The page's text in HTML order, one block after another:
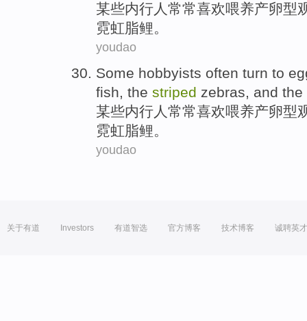
某些内行人 常常喜欢喂养产卵型
霓虹脂鲤。
youdao
Some hobbyists often turn to
fish, the striped zebras, and the
某些内行人 常常喜欢喂养产卵型
霓虹脂鲤。
youdao
关于有道 Investors 有道智选 官方博客 技术博客 诚聘英才